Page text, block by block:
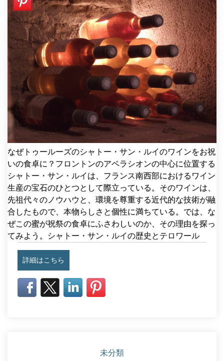
なぜトゥールーズのシャトー・サン・ルイのワインをお祝
いの食卓に？フロントンのアペラシオンの中心に位置する
シャトー・サン・ルイは、フランス南西部におけるワイン
生産の宝石のひとつとして際立っている。そのワインは、
先祖代々のノウハウと、環境を尊重する近代的な技術が融
合したもので、本物らしさと個性に満ちている。では、な
ぜこの蜜が祝祭の食卓にふさわしいのか、その理由を探っ
てみよう。シャトー・サン・ルイの歴史とテロワール
詳細はこちら
未分類